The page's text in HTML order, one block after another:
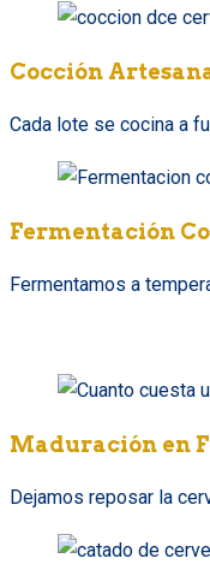
Cocción
Cada lote se cocina a
Fermentación
Fermentamos a
Maduración en
Dejamos reposar la